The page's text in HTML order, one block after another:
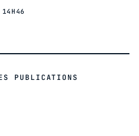
PUBLICATIONS